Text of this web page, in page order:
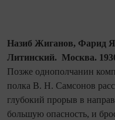
Назиб Жиганов, Фарид
Литинский. Москва.
Позже однополчанин
полка В. Н. Самсонов
глубокий прорыв в
большую опасность, и